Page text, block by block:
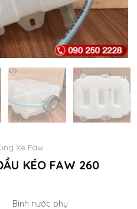
Xe Faw
KÉO FAW 260
Bình nước phụ